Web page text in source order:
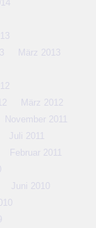
März 2013
März 2012
November 2011
Juli 2011
Februar 2011
Juni 2010